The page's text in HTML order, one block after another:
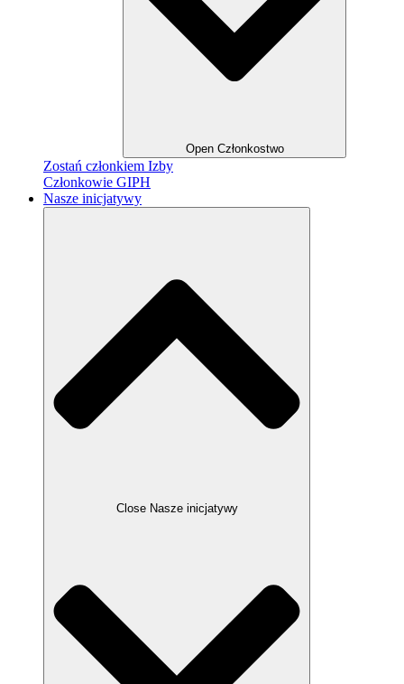
Open Członkostwo
Zostań członkiem Izby
Członkowie GIPH
Nasze inicjatywy
Close Nasze inicjatywy